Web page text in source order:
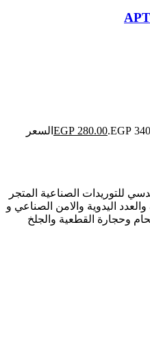
EGP 280.00
السعر
للتوريدات الصناعية المتجر
اليدوية والامن الصناعي و
وحجارة القطعية والجلخ